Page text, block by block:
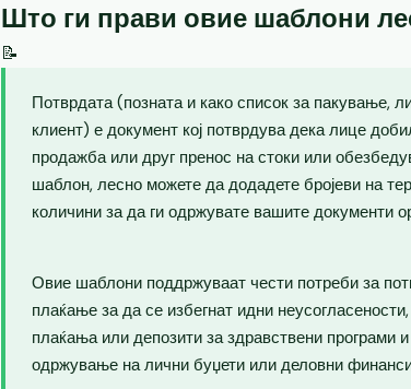
Што ги прави овие шаблони
📝
Потврдата (позната и како список за пакување,
клиент) е документ кој потврдува дека лице
продажба или друг пренос на стоки или
шаблон, лесно можете да додадете бројеви на
количини за да ги одржувате вашите документи
Овие шаблони поддржуваат чести потреби за
плаќање за да се избегнат идни
плаќања или депозити за здравствени програми
одржување на лични буџети или деловни